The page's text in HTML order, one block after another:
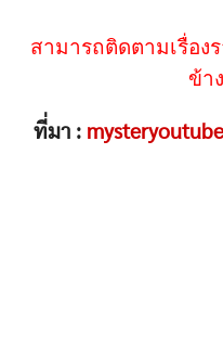
สามารถติดตามเรื่อง
ข้า
ที่มา : mysteryoutube